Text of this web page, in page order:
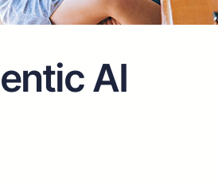
AI